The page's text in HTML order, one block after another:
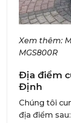
Xem thêm:
MGS800R
Địa điểm
Định
Chúng tôi
địa điểm sau: